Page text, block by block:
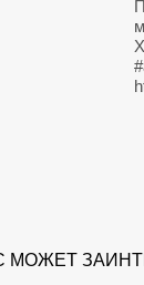
МОЖЕТ